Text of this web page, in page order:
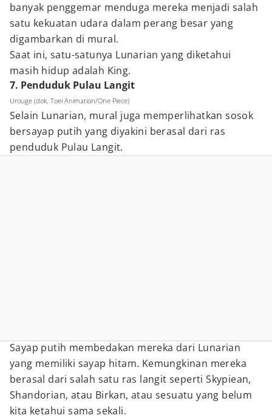
banyak penggemar menduga mereka menjadi salah
satu kekuatan udara dalam perang besar yang
digambarkan di mural.
Saat ini, satu-satunya Lunarian yang diketahui
masih hidup adalah King.
7. Penduduk Pulau Langit
Urouge (dok. Toei Animation/One Piece)
Selain Lunarian, mural juga memperlihatkan sosok
bersayap putih yang diyakini berasal dari ras
penduduk Pulau Langit.
Sayap putih membedakan mereka dari Lunarian
yang memiliki sayap hitam. Kemungkinan mereka
berasal dari salah satu ras langit seperti Skypiean,
Shandorian, atau Birkan, atau sesuatu yang belum
kita ketahui sama sekali.